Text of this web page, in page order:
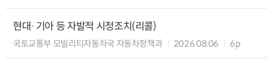
현대·기아 등 자발적 시정조치(리콜)
국토교통부 모빌리티자동차국 자동차정책과 2026.08.06 6p